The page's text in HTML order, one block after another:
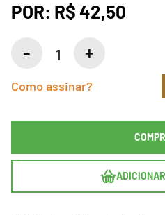
POR: R$ 42,50
Como assinar?